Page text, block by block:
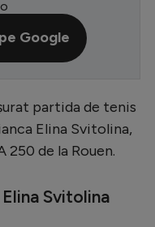
Google
partida de tenis
Elina Svitolina,
de la Rouen.
Svitolina